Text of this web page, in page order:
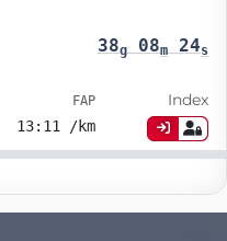
38g08m24s
FAP
13:11 /km
Index